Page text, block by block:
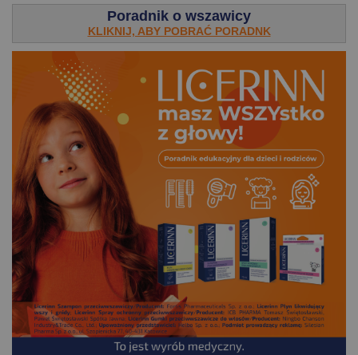
Poradnik o wszawicy
KLIKNIJ, ABY POBRAĆ PORADNK